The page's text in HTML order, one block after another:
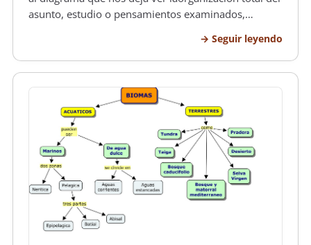
asunto, estudio o pensamientos examinados,
contrastes y relaciones, es una forma de llevar a
cabo y estructurar ideas, pensamientos o…
Seguir leyendo